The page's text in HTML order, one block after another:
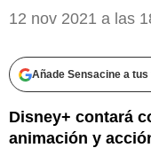
12 nov 2021 a las
Añade Sensacine a
Disney+ contará
animación y